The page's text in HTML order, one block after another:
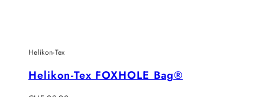
Helikon-Tex
Helikon-Tex FOXHOLE Bag®